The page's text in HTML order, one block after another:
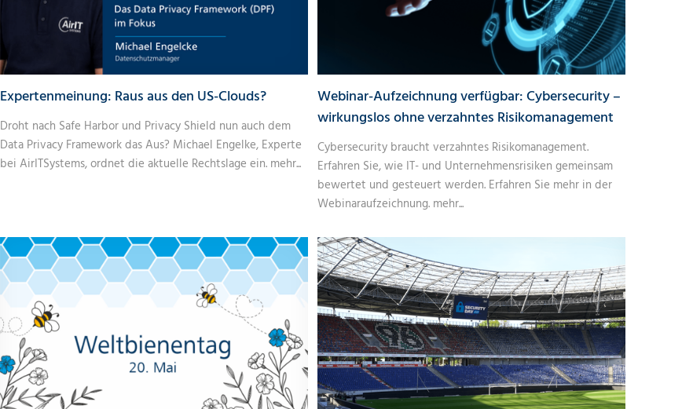
Expertenmeinung: Raus aus den US-Clouds?
Droht nach Safe Harbor und Privacy Shield nun auch dem
Data Privacy Framework das Aus? Michael Engelke, Experte
bei AirITSystems, ordnet die aktuelle Rechtslage ein. mehr...
Webinar-Aufzeichnung verfügbar: Cybersecurity –
wirkungslos ohne verzahntes Risikomanagement
Cybersecurity braucht verzahntes Risikomanagement.
Erfahren Sie, wie IT- und Unternehmensrisiken gemeinsam
bewertet und gesteuert werden. Erfahren Sie mehr in der
Webinaraufzeichnung. mehr...